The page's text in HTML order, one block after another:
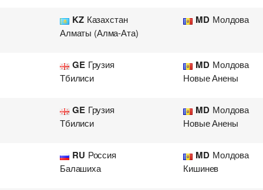
Добавить груз для
Добавить транспорт для
KZ Казахстан
Алматы (Алма-Ата)
MD Молдова
GE Грузия
Тбилиси
MD Молдова
Новые Анены
GE Грузия
Тбилиси
MD Молдова
Новые Анены
RU Россия
Балашиха
MD Молдова
Кишинев
Узнать стоимость перевозки
Разместить транспорт для